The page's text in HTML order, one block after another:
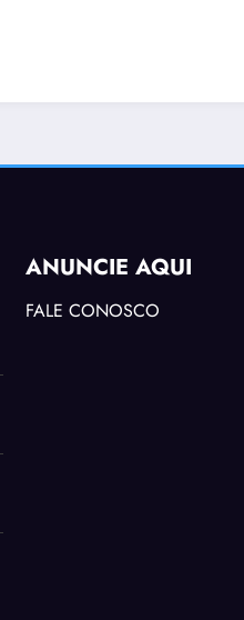
ANUNCIE AQUI
FALE CONOSCO